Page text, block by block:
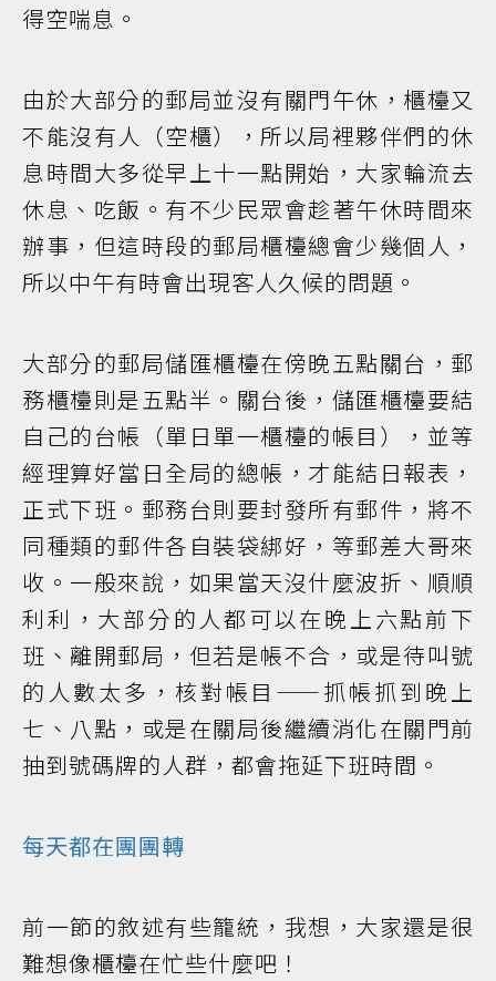
得空喘息。
由於大部分的郵局並沒有關門午休，櫃檯又
不能沒有人（空櫃），所以局裡夥伴們的休
息時間大多從早上十一點開始，大家輪流去
休息、吃飯。有不少民眾會趁著午休時間來
辦事，但這時段的郵局櫃檯總會少幾個人，
所以中午有時會出現客人久候的問題。
大部分的郵局儲匯櫃檯在傍晚五點關台，郵
務櫃檯則是五點半。關台後，儲匯櫃檯要結
自己的台帳（單日單一櫃檯的帳目），並等
經理算好當日全局的總帳，才能結日報表，
正式下班。郵務台則要封發所有郵件，將不
同種類的郵件各自裝袋綁好，等郵差大哥來
收。一般來說，如果當天沒什麼波折、順順
利利，大部分的人都可以在晚上六點前下
班、離開郵局，但若是帳不合，或是待叫號
的人數太多，核對帳目——抓帳抓到晚上
七、八點，或是在關局後繼續消化在關門前
抽到號碼牌的人群，都會拖延下班時間。
每天都在團團轉
前一節的敘述有些籠統，我想，大家還是很
難想像櫃檯在忙些什麼吧！